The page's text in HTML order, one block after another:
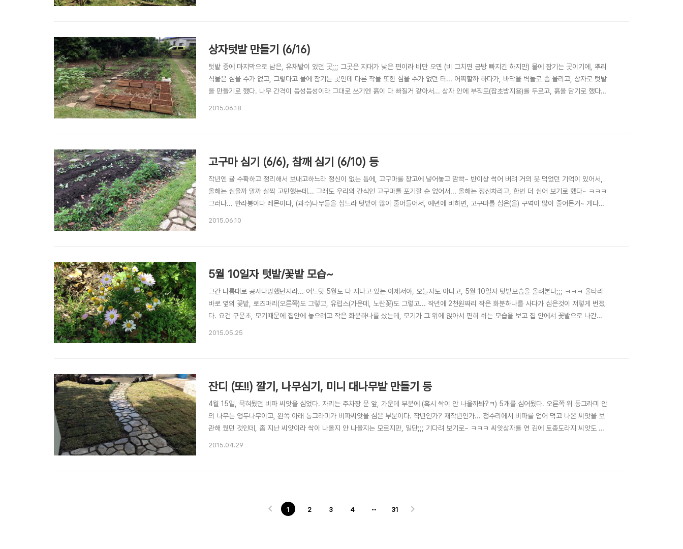
상자텃밭 만들기 (6/16)
텃밭 중에 마지막으로 남은, 유채밭이 있던 곳;;; 그곳은 지대가 낮은 편이라 비만 오면 (비 그치면 금방 빠지긴 하지만) 물에 잠기는 곳이기에, 뿌리
식물은 심을 수가 없고, 그렇다고 물에 잠기는 곳인데 다른 작물 또한 심을 수가 없던 터... 어찌할까 하다가, 바닥을 벽돌로 좀 올리고, 상자로 텃밭
을 만들기로 했다. 나무 간격이 듬성듬성이라 그대로 쓰기엔 흙이 다 빠질거 같아서... 상자 안에 부직포(잡초방지용)를 두르고, 흙을 담기로 했다.
2015.06.18
고구마 심기 (6/6), 참깨 심기 (6/10) 등
작년엔 귤 수확하고 정리해서 보내고하느라 정신이 없는 틈에, 고구마를 창고에 넣어놓고 깜빡~ 반이상 썩어 버려 거의 못 먹었던 기억이 있어서,
올해는 심을까 말까 살짝 고민했는데... 그래도 우리의 간식인 고구마를 포기할 순 없어서... 올해는 정신차리고, 한번 더 심어 보기로 했다~ ㅋㅋㅋ
그러나... 한라봉이다 레몬이다, (과수)나무들을 심느라 텃밭이 많이 줄어들어서, 예년에 비하면, 고구마를 심은(을) 구역이 많이 줄어든거~ 게다
2015.06.10
5월 10일자 텃밭/꽃밭 모습~
그간 나름대로 공사다망했던지라... 어느덧 5월도 다 지나고 있는 이제서야, 오늘자도 아니고, 5월 10일자 텃밭모습을 올려본다;;; ㅋㅋㅋ 울타리
바로 옆의 꽃밭, 로즈마리(오른쪽)도 그렇고, 유럽스(가운데, 노란꽃)도 그렇고... 작년에 2천원짜리 작은 화분하나를 사다가 심은것이 저렇게 번졌
다. 요건 구문초, 모기때문에 집안에 놓으려고 작은 화분하나를 샀는데, 모기가 그 위에 앉아서 편히 쉬는 모습을 보고 집 안에서 꽃밭으로 나간
2015.05.25
잔디 (또!!) 깔기, 나무심기, 미니 대나무밭 만들기 등
4월 15일, 묵혀뒀던 비파 씨앗을 심었다. 자리는 주차장 문 앞, 가운데 부분에 (혹시 싹이 안 나올까봐?ㅋ) 5개를 심어뒀다. 오른쪽 위 동그라미 안
의 나무는 앵두나무이고, 왼쪽 아래 동그라미가 비파씨앗을 심은 부분이다. 작년인가? 재작년인가... 청수리에서 비파를 얻어 먹고 나온 씨앗을 보
관해 뒀던 것인데, 좀 지난 씨앗이라 싹이 나올지 안 나올지는 모르지만, 일단;;; 기다려 보기로~ ㅋㅋㅋ 씨앗상자를 연 김에 토종도라지 씨앗도 자
2015.04.29
1 2 3 4 ··· 31